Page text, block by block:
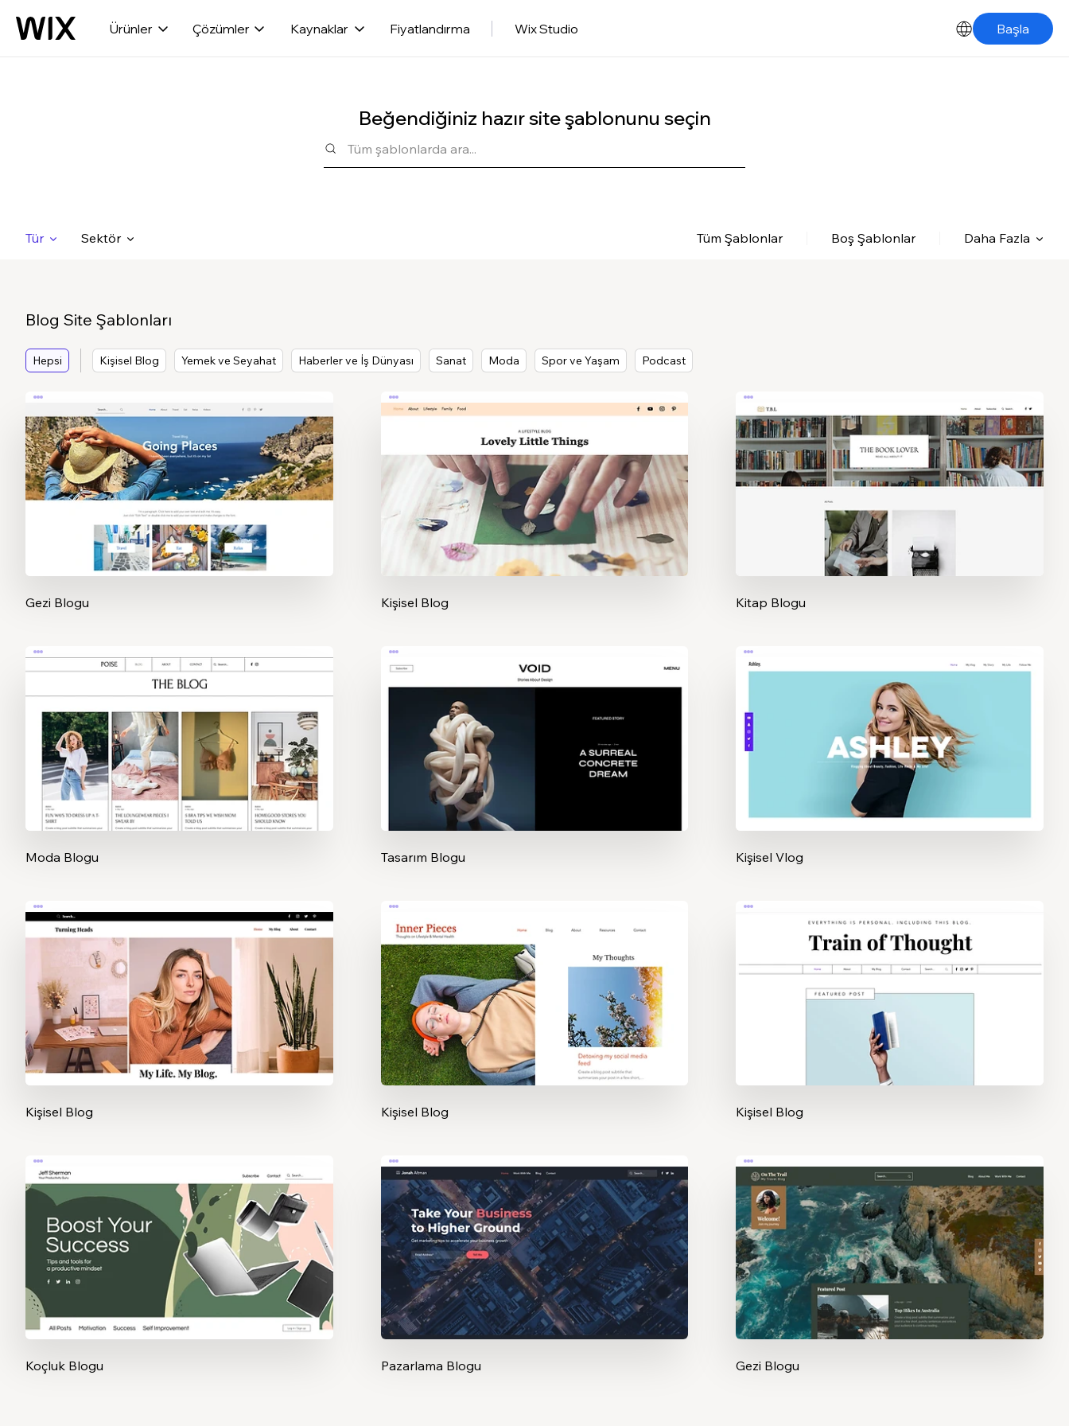
Ürünler Çözümler Kaynaklar Fiyatlandırma Wix Studio Başla
Beğendiğiniz hazır site şablonunu seçin
Tür Sektör Tüm Şablonlar Boş Şablonlar Daha Fazla
Blog Site Şablonları
Hepsi Kişisel Blog Yemek ve Seyahat Haberler ve İş Dünyası Sanat Moda Spor ve Yaşam Podcast
Gezi Blogu Kişisel Blog Kitap Blogu
Moda Blogu Tasarım Blogu Kişisel Vlog
Kişisel Blog Kişisel Blog Kişisel Blog
Koçluk Blogu Pazarlama Blogu Gezi Blogu